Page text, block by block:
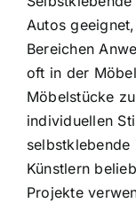
Autos
Bereichen
oft in der
Möbelstücke
individuellen
selbstklebende
Künstlern
Projekte